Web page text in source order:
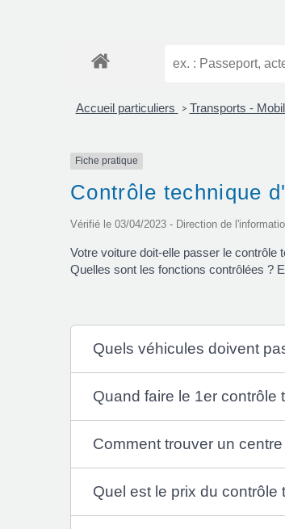
Accueil particuliers > Transports -
Fiche pratique
Contrôle technique
Vérifié le 03/04/2023 - Direction de
Votre voiture doit-elle passer le
Quelles sont les fonctions contrôlées ?
Quels véhicules doivent
Quand faire le 1er contrôle
Comment trouver un
Quel est le prix du contrôle